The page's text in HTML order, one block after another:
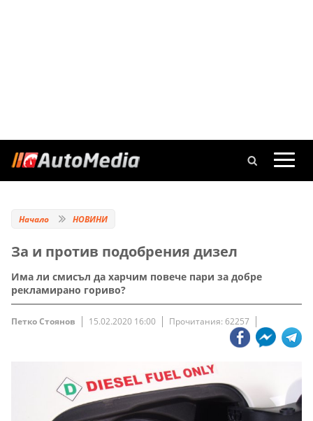
Начало НОВИНИ
За и против подобрения дизел
Има ли смисъл да харчим повече пари за добре
рекламирано гориво?
Петко Стоянов 15.02.2020 16:00 Прочитания: 62257